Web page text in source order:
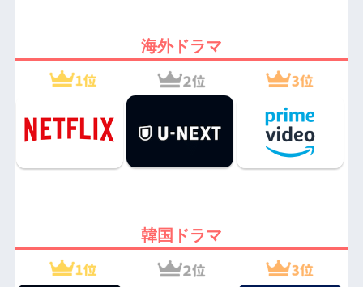
海外ドラマ
韓国ドラマ